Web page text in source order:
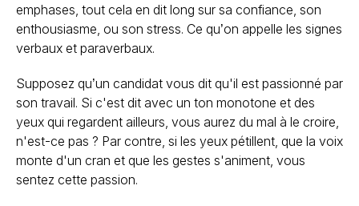
emphases, tout cela en dit long sur sa confiance, son
enthousiasme, ou son stress. Ce qu’on appelle les signes
verbaux et paraverbaux.
Supposez qu’un candidat vous dit qu'il est passionné par
son travail. Si c'est dit avec un ton monotone et des
yeux qui regardent ailleurs, vous aurez du mal à le croire,
n'est-ce pas ? Par contre, si les yeux pétillent, que la voix
monte d'un cran et que les gestes s'animent, vous
sentez cette passion.